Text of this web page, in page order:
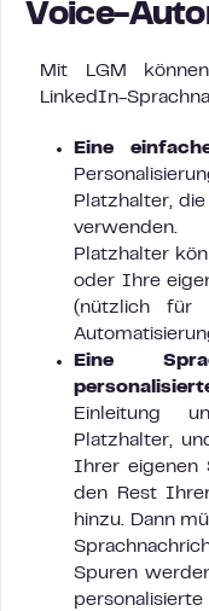
Voice-
Mit LGM
LinkedIn-
Eine
Platzhalter,
verwenden.
Platzhalter
oder Ihre
(nützlich für
Eine
Einleitung
Platzhalter,
Ihrer eigenen
den Rest
hinzu. Dann
Spuren